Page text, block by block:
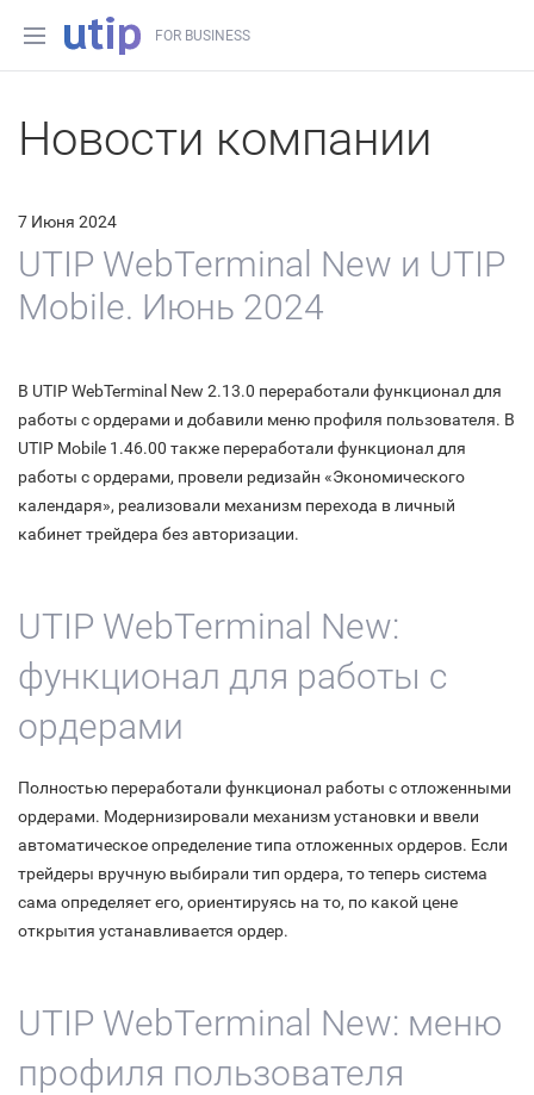
FOR BUSINESS
Новости компании
7 Июня 2024
UTIP WebTerminal New и UTIP
Mobile. Июнь 2024
В UTIP WebTerminal New 2.13.0 переработали функционал для
работы с ордерами и добавили меню профиля пользователя. В
UTIP Mobile 1.46.00 также переработали функционал для
работы с ордерами, провели редизайн «Экономического
календаря», реализовали механизм перехода в личный
кабинет трейдера без авторизации.
UTIP WebTerminal New:
функционал для работы с
ордерами
Полностью переработали функционал работы с отложенными
ордерами. Модернизировали механизм установки и ввели
автоматическое определение типа отложенных ордеров. Если
трейдеры вручную выбирали тип ордера, то теперь система
сама определяет его, ориентируясь на то, по какой цене
открытия устанавливается ордер.
UTIP WebTerminal New: меню
профиля пользователя